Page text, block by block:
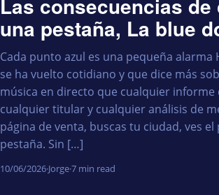
una pestaña, La blue
Cada punto azul es una pequeña alarma
se ha vuelto cotidiano y que dice más
música en directo que cualquier informe
cualquier titular y cualquier análisis de
página de venta, buscas tu ciudad, ves
pestaña. Sin […]
10/06/2026·Jorge·7 min read